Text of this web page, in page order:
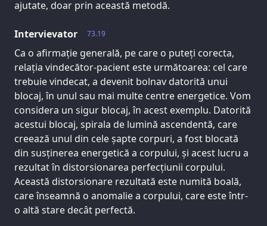
ajutate, doar prin această metodă.
73.19
Intervievator
Ca o afirmație generală, pe care o puteți corecta,
relația vindecător-pacient este următoarea: cel care
trebuie vindecat, a devenit bolnav datorită unui
blocaj, în unul sau mai multe centre energetice. Vom
considera un sigur blocaj, în acest exemplu. Datorită
acestui blocaj, spirala de lumină ascendentă, care
creează unul din cele șapte corpuri, a fost blocată
din susținerea energetică a corpului, și acest lucru a
rezultat în distorsionarea perfecțiunii corpului.
Această distorsionare rezultată este numită boală,
care înseamnă o anomalie a corpului, care este într-
o altă stare decât perfectă.